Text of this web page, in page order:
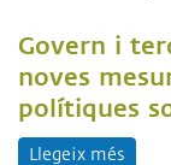
Govern i
noves
polítiques
Llegeix més